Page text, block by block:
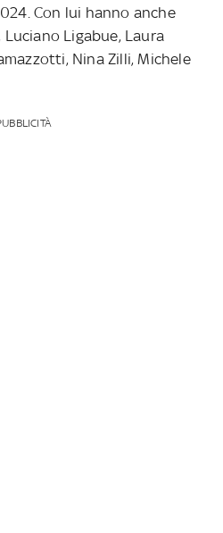
Con lui hanno anche
Ligabue, Laura
Nina Zilli, Michele